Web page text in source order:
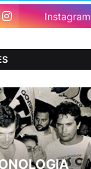
Instagram